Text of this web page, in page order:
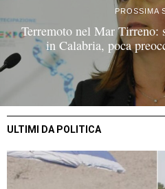
PROSSIMA
Terremoto nel Mar Tirreno:
in Calabria, poca
ULTIMI DA POLITICA